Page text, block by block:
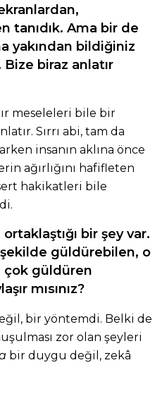
tanıdık. Ama bir de
yakından bildiğiniz
Bize biraz anlatır
meseleleri bile bir
Sırrı abi, tam da
insanın aklına önce
ağırlığını hafifleten
hakikatleri bile
bir şey var.
güldürebilen, o
çok güldüren
mısınız?
bir yöntemdi. Belki de
zor olan şeyleri
bir duygu değil, zekâ